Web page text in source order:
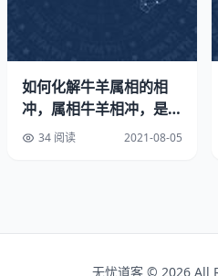
想。双鱼座的人自己也喜欢幻
中的困难和烦恼。这是一种”心
生旅途中，你有时会因为怯懦
不清的思想而无所适从，也会
热情而悲观失望。的言行会使
自己的周围充满友爱的。你的
双鱼座的人有可能终生都充满
如何化解牛羊属相的相
冲，属相牛羊相冲，是真
的么？
34 阅读 2021-08-05
无忧道客 © 2026 All